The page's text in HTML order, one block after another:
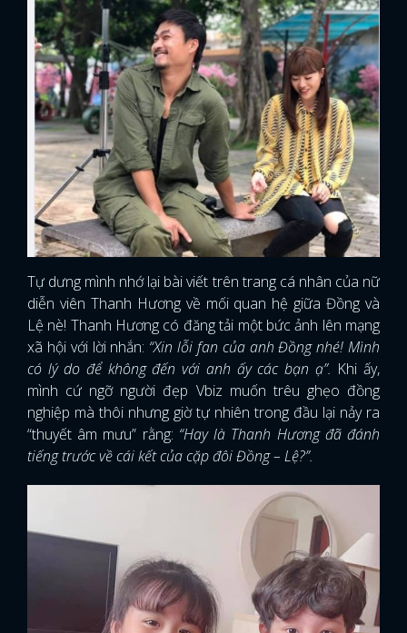
Tự dưng mình nhớ lại bài viết trên trang cá nhân của nữ
diễn viên Thanh Hương về mối quan hệ giữa Đồng và
Lệ nè! Thanh Hương có đăng tải một bức ảnh lên mạng
xã hội với lời nhắn: “Xin lỗi fan của anh Đồng nhé! Mình
có lý do để không đến với anh ấy các bạn ạ”. Khi ấy,
mình cứ ngỡ người đẹp Vbiz muốn trêu ghẹo đồng
nghiệp mà thôi nhưng giờ tự nhiên trong đầu lại nảy ra
“thuyết âm mưu” rằng: “Hay là Thanh Hương đã đánh
tiếng trước về cái kết của cặp đôi Đồng – Lệ?”.